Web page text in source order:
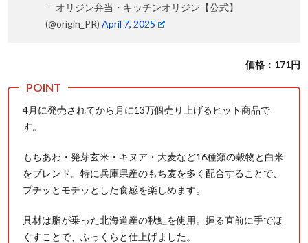
— オリジン弁当・キッチンオリジン【公式】
(@origin_PR)April 7, 2025
価格：171円
4月に発売されてから月に13万個売り上げるヒット商品で
す。
もちあわ・発芽玄米・キヌア・大麦など16種類の穀物と白米
をブレンド。特に兵庫県産のもち麦を多く配合することで、
プチッとモチッとした食感を楽しめます。
具材は脂が乗った北海道産の秋鮭を使用。握る直前に手でほ
ぐすことで、ふっくらと仕上げました。